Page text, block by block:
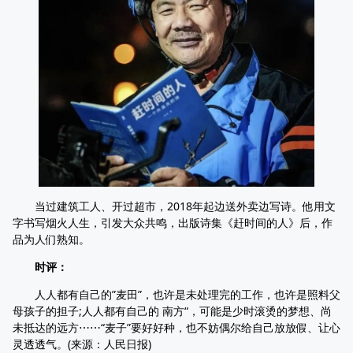
当过建筑工人、开过超市，2018年起边送外卖边写诗。他用文
字书写烟火人生，引发大众共鸣，出版诗集《赶时间的人》后，作
品为人们熟知。
时评：
人人都有自己的”麦田”，也许是未处理完的工作，也许是照料父
母孩子的担子;人人都有自己的 南方“，可能是少时滚烫的梦想、尚
未抵达的远方⋯⋯“麦子”要好好种，也不妨偶尔给自己放放假、让心
灵透透气。(来源：人民日报)